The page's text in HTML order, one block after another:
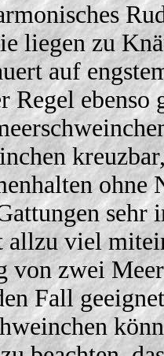
liegen zu
auf
Regel ebenso
ohne
allzu viel
von zwei
Fall